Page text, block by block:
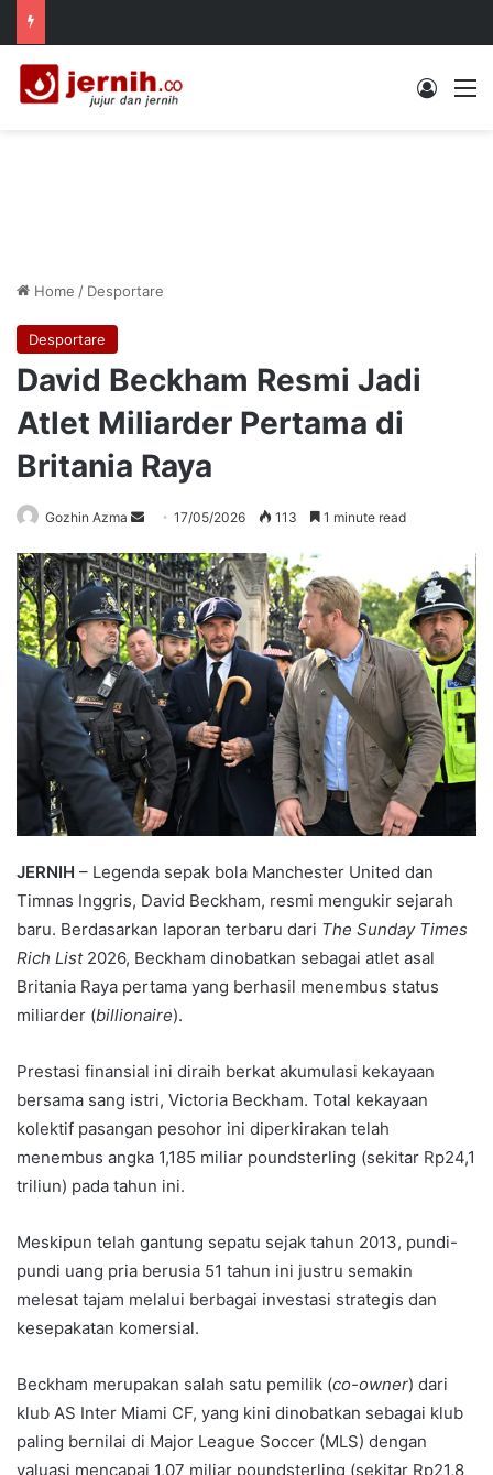
Log In
Home / Desportare
Desportare
David Beckham Resmi Jadi
Atlet Miliarder Pertama di
Britania Raya
Gozhin Azma
Send
email
17/05/2026 113 1 minute read
JERNIH – Legenda sepak bola Manchester United dan
Timnas Inggris, David Beckham, resmi mengukir sejarah
baru. Berdasarkan laporan terbaru dari The Sunday Times
Rich List2026, Beckham dinobatkan sebagai atlet asal
Britania Raya pertama yang berhasil menembus status
miliarder (billionaire).
Prestasi finansial ini diraih berkat akumulasi kekayaan
bersama sang istri, Victoria Beckham. Total kekayaan
kolektif pasangan pesohor ini diperkirakan telah
menembus angka 1,185 miliar poundsterling (sekitar Rp24,1
triliun) pada tahun ini.
Meskipun telah gantung sepatu sejak tahun 2013, pundi-
pundi uang pria berusia 51 tahun ini justru semakin
melesat tajam melalui berbagai investasi strategis dan
kesepakatan komersial.
Beckham merupakan salah satu pemilik (co-owner) dari
klub AS Inter Miami CF, yang kini dinobatkan sebagai klub
paling bernilai di Major League Soccer (MLS) dengan
valuasi mencapai 1,07 miliar poundsterling (sekitar Rp21,8